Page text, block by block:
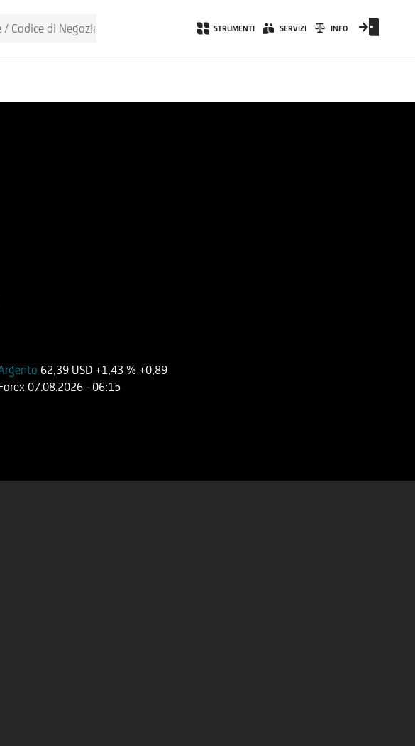
STRUMENTI SERVIZI INFO
62,39 USD +1,43 %+0,89
07.08.2026 - 06:15